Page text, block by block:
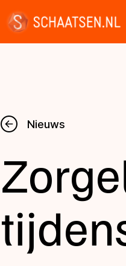
Nieuws
Kalender
Disciplines
Uitslagen
Nieuws